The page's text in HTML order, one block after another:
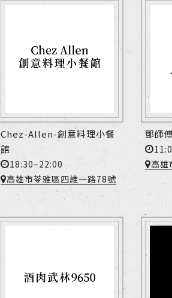
Chez-Allen-創意料理小餐
館
18:30–22:00
高雄市苓雅區四維一路78號
鄧師
高雄